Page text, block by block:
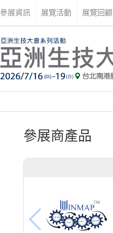
參展資訊 展覽活動 展覽回顧
參展商產品